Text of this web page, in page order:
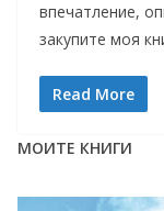
впечатление,
закупите моя
Read More
МОИТЕ КНИГИ